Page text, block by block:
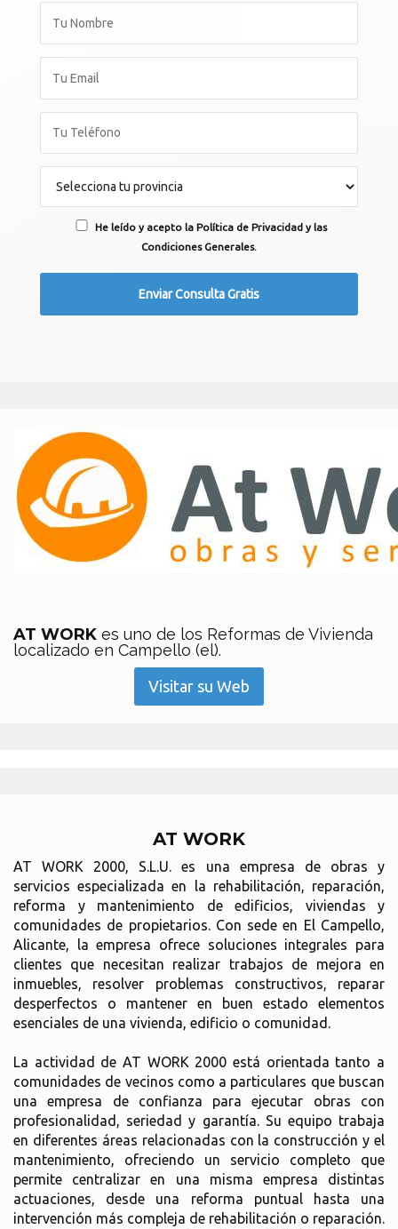
He leído y acepto la Política de Privacidad y las
Condiciones Generales.
AT WORK es uno de los Reformas de Vivienda
localizado en Campello (el).
Visitar su Web
AT WORK
AT WORK 2000, S.L.U. es una empresa de obras y
servicios especializada en la rehabilitación, reparación,
reforma y mantenimiento de edificios, viviendas y
comunidades de propietarios. Con sede en El Campello,
Alicante, la empresa ofrece soluciones integrales para
clientes que necesitan realizar trabajos de mejora en
inmuebles, resolver problemas constructivos, reparar
desperfectos o mantener en buen estado elementos
esenciales de una vivienda, edificio o comunidad.
La actividad de AT WORK 2000 está orientada tanto a
comunidades de vecinos como a particulares que buscan
una empresa de confianza para ejecutar obras con
profesionalidad, seriedad y garantía. Su equipo trabaja
en diferentes áreas relacionadas con la construcción y el
mantenimiento, ofreciendo un servicio completo que
permite centralizar en una misma empresa distintas
actuaciones, desde una reforma puntual hasta una
intervención más compleja de rehabilitación o reparación.